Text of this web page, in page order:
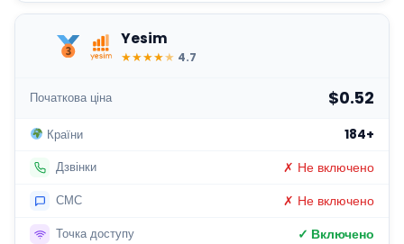
Yesim
★★★★★ 4.7
Початкова ціна $0.52
Країни 184+
Дзвінки ✗ Не включено
СМС ✗ Не включено
Точка доступу ✓ Включено